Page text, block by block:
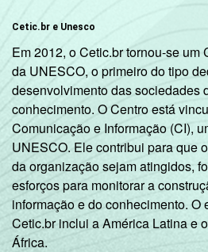
Cetic.br e Unesco
Em 2012, o Cetic.br tornou-se um
da UNESCO, o primeiro do tipo
desenvolvimento das sociedades
conhecimento. O Centro está
Comunicação e Informação (CI),
UNESCO. Ele contribui para que
da organização sejam atingidos,
esforços para monitorar a
informação e do conhecimento. O
Cetic.br inclui a América Latina e
África.